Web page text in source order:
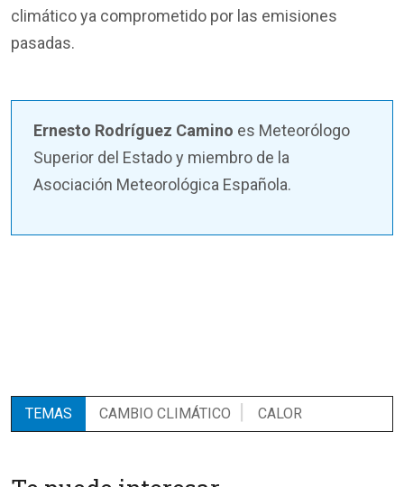
climático ya comprometido por las emisiones
pasadas.
Ernesto Rodríguez Camino es Meteorólogo
Superior del Estado y miembro de la
Asociación Meteorológica Española.
TEMAS CAMBIO CLIMÁTICO CALOR